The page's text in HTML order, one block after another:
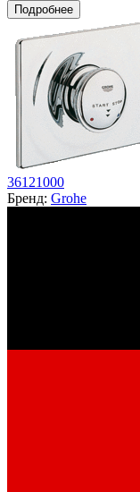
Подробнее
36121000
Бренд: Grohe